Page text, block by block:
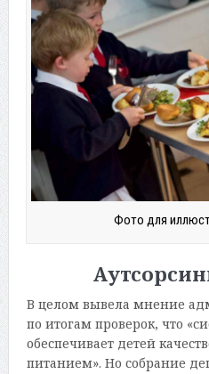
Фото для
В целом вывела мнение
по итогам проверок, что
обеспечивает детей
питанием». Но собрание